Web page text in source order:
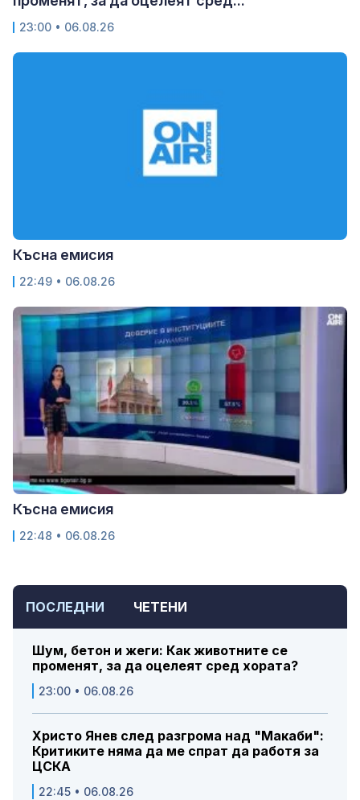
ПОСЛЕДНИ ЧЕТЕНИ
Шум, бетон и жеги: Как животните се
променят, за да оцелеят сред хората?
23:00 • 06.08.26
Христо Янев след разгрома над "Макаби":
Критиките няма да ме спрат да работя за
ЦСКА
22:45 • 06.08.26
23:00 • 06.08.26
Късна емисия
22:49 • 06.08.26
Късна емисия
22:48 • 06.08.26